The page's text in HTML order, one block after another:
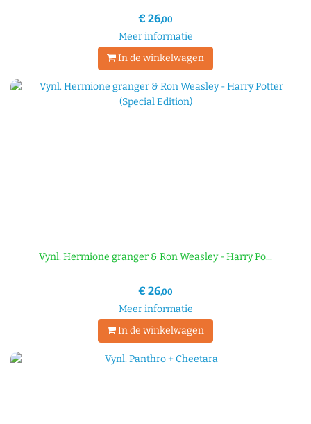
€ 26,00
Meer informatie
In de winkelwagen
Vynl. Hermione granger & Ron Weasley - Harry Po...
€ 26,00
Meer informatie
In de winkelwagen